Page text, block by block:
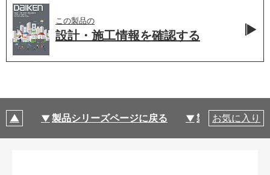
この製品の
設計・施工情報を確認する
製品シリーズページに戻る 製品仕様
お気に入り